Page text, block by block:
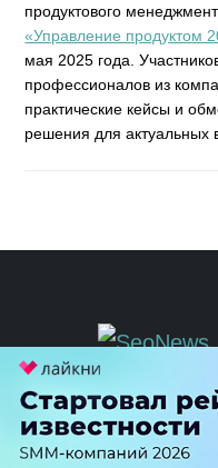
продуктового
«Управление продуктом
мая 2025 года.
профессионалов из
практические кейсы и
решения для актуальных
ПЕРЕЙТИ
© SEOnews.ru